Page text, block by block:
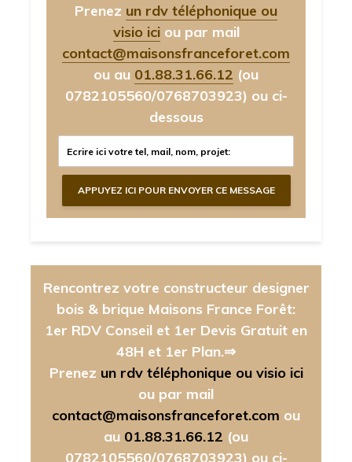
Prenez un rdv téléphonique ou
visio iciou par mail
contact@maisonsfranceforet.com
ou au 01.88.31.66.12 (ou
0782105560/0768703923) ou ci-
dessous
Rencontrez votre constructeur designer
bois & brique Maisons France Forêt:
1er RDV Conseil et 1er Devis Gratuit en
48H et 1er Plan.⇒
Prenez un rdv téléphonique ou visio ici
ou par mail
contact@maisonsfranceforet.com ou
au 01.88.31.66.12 (ou
0782105560/0768703923) ou ci-